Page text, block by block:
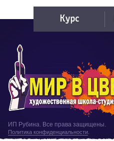
Курс
ИП Рубина. Все права защищены.
Политика конфиденциальности.